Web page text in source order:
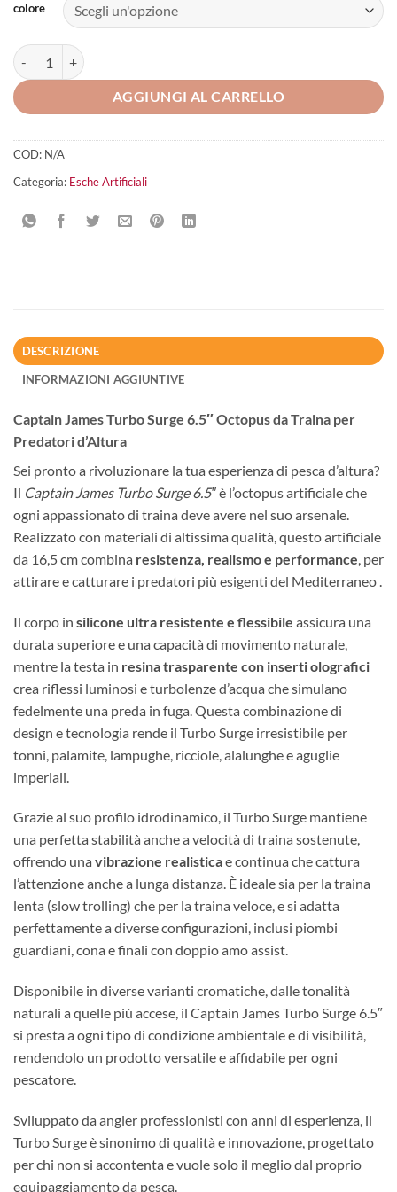
colore
Captain James Turbo Surge 6.5″ quantità
AGGIUNGI AL CARRELLO
COD: N/A
Categoria: Esche Artificiali
DESCRIZIONE
INFORMAZIONI AGGIUNTIVE
Captain James Turbo Surge 6.5″ Octopus da Traina per
Predatori d’Altura
Sei pronto a rivoluzionare la tua esperienza di pesca d’altura?
Il Captain James Turbo Surge 6.5″è l’octopus artificiale che
ogni appassionato di traina deve avere nel suo arsenale.
Realizzato con materiali di altissima qualità, questo artificiale
da 16,5 cm combina resistenza, realismo e performance, per
attirare e catturare i predatori più esigenti del Mediterraneo .
Il corpo in silicone ultra resistente e flessibile assicura una
durata superiore e una capacità di movimento naturale,
mentre la testa in resina trasparente con inserti olografici
crea riflessi luminosi e turbolenze d’acqua che simulano
fedelmente una preda in fuga. Questa combinazione di
design e tecnologia rende il Turbo Surge irresistibile per
tonni, palamite, lampughe, ricciole, alalunghe e aguglie
imperiali.
Grazie al suo profilo idrodinamico, il Turbo Surge mantiene
una perfetta stabilità anche a velocità di traina sostenute,
offrendo una vibrazione realisticae continua che cattura
l’attenzione anche a lunga distanza. È ideale sia per la traina
lenta (slow trolling) che per la traina veloce, e si adatta
perfettamente a diverse configurazioni, inclusi piombi
guardiani, cona e finali con doppio amo assist.
Disponibile in diverse varianti cromatiche, dalle tonalità
naturali a quelle più accese, il Captain James Turbo Surge 6.5″
si presta a ogni tipo di condizione ambientale e di visibilità,
rendendolo un prodotto versatile e affidabile per ogni
pescatore.
Sviluppato da angler professionisti con anni di esperienza, il
Turbo Surge è sinonimo di qualità e innovazione, progettato
per chi non si accontenta e vuole solo il meglio dal proprio
equipaggiamento da pesca.